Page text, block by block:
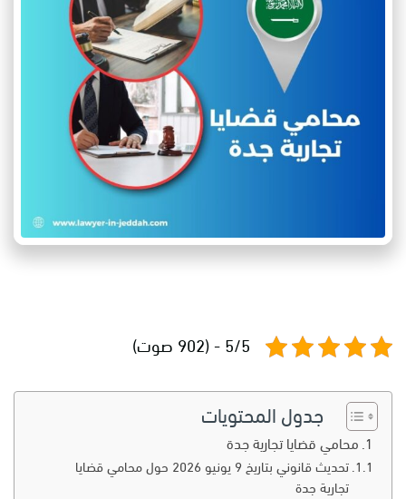
5/5 - (902 صوت)
جدول المحتويات
محامي قضايا تجارية جدة
تحديث قانوني بتاريخ 9 يونيو 2026 حول محامي قضايا
تجارية جدة